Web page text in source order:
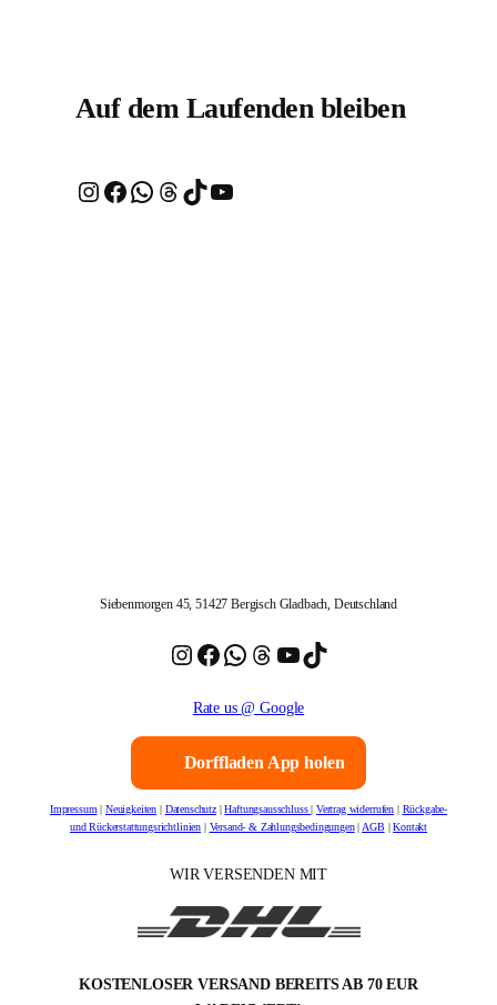
Auf dem Laufenden bleiben
Instagram
Facebook
WhatsApp
Threads
TikTok
YouTube
Siebenmorgen 45, 51427 Bergisch Gladbach, Deutschland
Instagram
Facebook
WhatsApp
Threads
YouTube
TikTok
Rate us @ Google
Dorffladen App holen
Impressum| Neuigkeiten Datenschutz|Haftungsausschluss Vertrag widerrufen
Rückgabe-
und Rückerstattungsrichtlinien
Versand- & Zahlungsbedingungen|AGB|Kontakt
WIR VERSENDEN MIT
KOSTENLOSER VERSAND BEREITS AB 70 EUR